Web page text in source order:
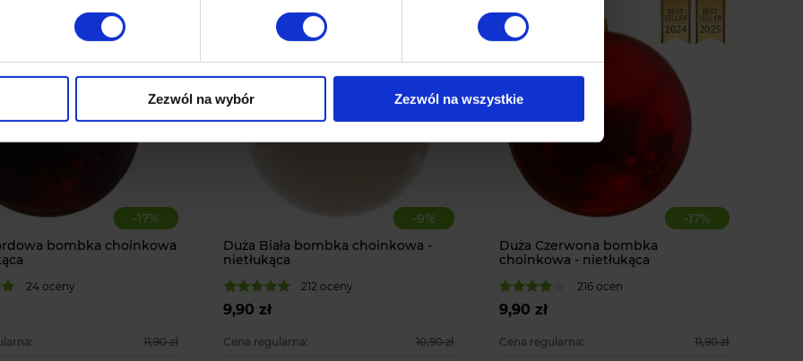
Zezwól na wybór Zezwól na wszystkie
-17%
bombka choinkowa
24 oceny
11,90 zł
-9%
Duża Biała bombka choinkowa -
nietłukąca
212 oceny
9,90 zł
Cena regularna: 10,90 zł
-17%
Duża Czerwona bombka
choinkowa - nietłukąca
216 ocen
9,90 zł
Cena regularna: 11,90 zł